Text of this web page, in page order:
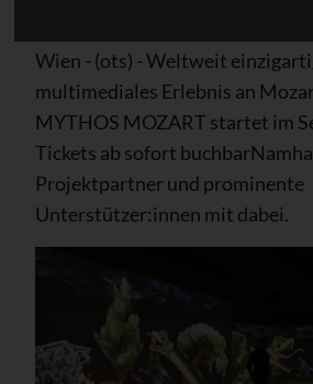
Wien - (ots) - Weltweit
multimediales Erlebnis an
MYTHOS MOZART startet im
Tickets ab sofort
Projektpartner und prominente
Unterstützer:innen mit dabei.